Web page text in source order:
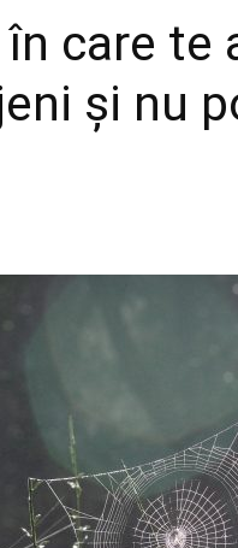
care te
și nu